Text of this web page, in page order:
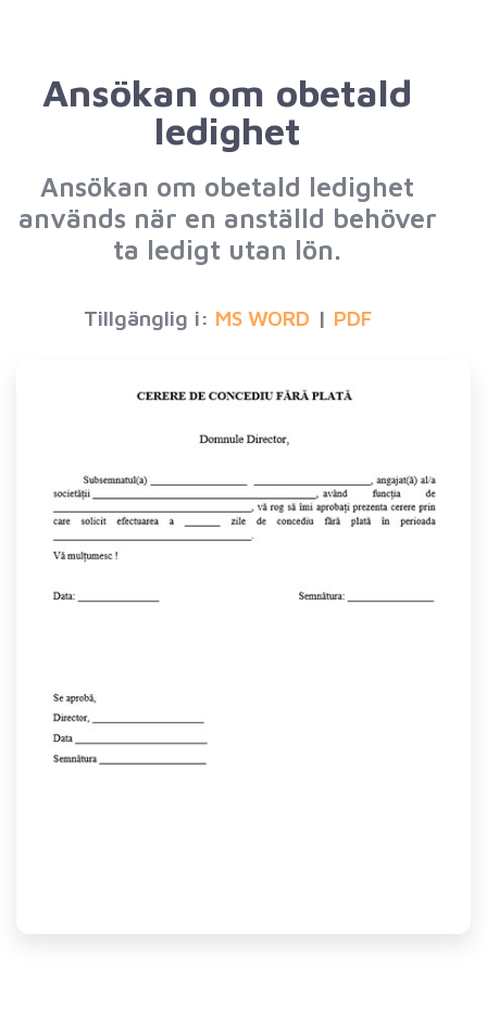
Ansökan om obetald
ledighet
Ansökan om obetald ledighet
används när en anställd behöver
ta ledigt utan lön.
Tillgänglig i: MS WORD | PDF